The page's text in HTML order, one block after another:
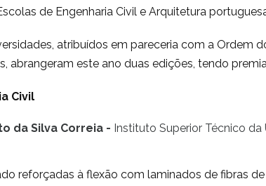
de Engenharia Civil e Arquitetura
atribuídos em pareceria com a Ordem
abrangeram este ano duas edições, tendo
Civil
da Silva Correia - Instituto Superior Técnico da
reforçadas à flexão com laminados de fibras de